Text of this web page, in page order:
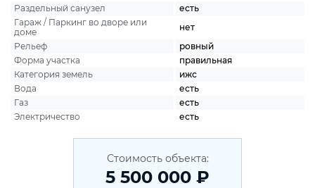
Раздельный санузел
есть
Гараж / Паркинг во дворе или
доме
нет
Рельеф
ровный
Форма участка
правильная
Категория земель
ижс
Вода
есть
Газ
есть
Электричество
есть
Стоимость объекта:
5 500 000 ₽